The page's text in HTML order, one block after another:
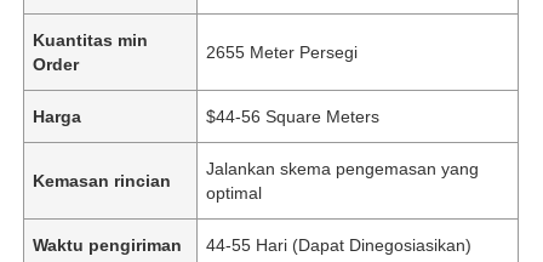
Kuantitas min
Order
2655 Meter Persegi
Harga $44-56 Square Meters
Kemasan rincian
Jalankan skema pengemasan yang
optimal
Waktu pengiriman 44-55 Hari (Dapat Dinegosiasikan)